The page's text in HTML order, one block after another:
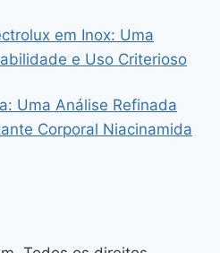
em Inox: Uma
e Uso Criterioso
Uma Análise Refinada
Corporal Niacinamida